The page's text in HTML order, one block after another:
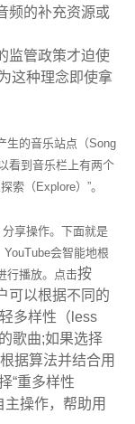
频的补充资源或
监管政策才迫使
这种理念即使拿
生的音乐站点（Song
看到音乐栏上有两个
索（Explore）”。
享操作。下面就是
会智能地根
行播放。点击按
可以根据不同的
多样性（less
歌曲;如果选择
据算法并结合用
“重多样性
主操作，帮助用